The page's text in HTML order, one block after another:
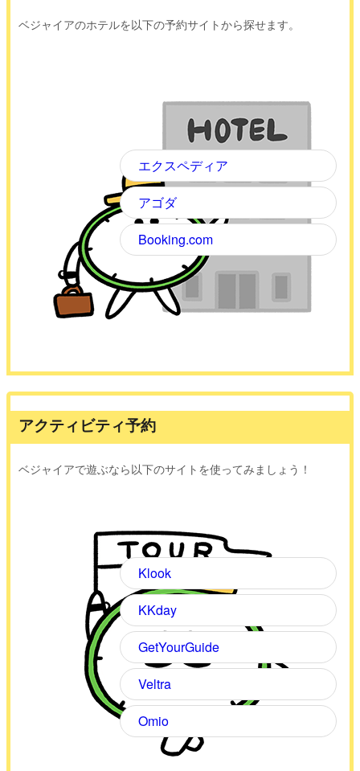
ベジャイアのホテルを以下の予約サイトから探せます。
エクスペディア
アゴダ
Booking.com
アクティビティ予約
ベジャイアで遊ぶなら以下のサイトを使ってみましょう！
Klook
KKday
GetYourGuide
Veltra
Omio